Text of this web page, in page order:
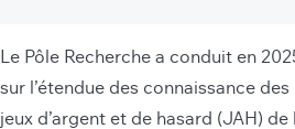
Le Pôle Recherche a conduit en
sur l’étendue des connaissance
jeux d’argent et de hasard (JAH) de